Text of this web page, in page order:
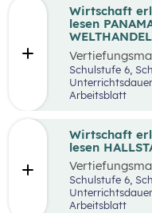
Erlebnisse
aktiv in den
Wirtschaft
lesen
WELTHANDEL
aufbereiteten
bremst
Arbeitsblatt
Wirtschaft
lesen
aufbereiteten
über,
Arbeitsblatt